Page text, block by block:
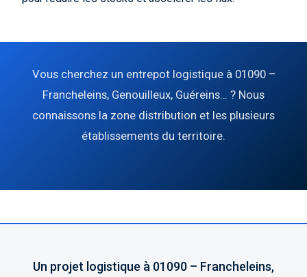
Vous cherchez un entrepot logistique à 01090 –
Francheleins, Genouilleux, Guéreins… ? Nous
connaissons la zone distribution et les plusieurs
établissements du territoire.
Un projet logistique à 01090 – Francheleins,